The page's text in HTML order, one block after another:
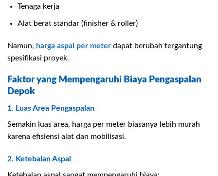
Tenaga kerja
Alat berat standar (finisher & roller)
Namun, harga aspal per meter dapat berubah tergantung
spesifikasi proyek.
Faktor yang Mempengaruhi Biaya Pengaspalan
Depok
1. Luas Area Pengaspalan
Semakin luas area, harga per meter biasanya lebih murah
karena efisiensi alat dan mobilisasi.
2. Ketebalan Aspal